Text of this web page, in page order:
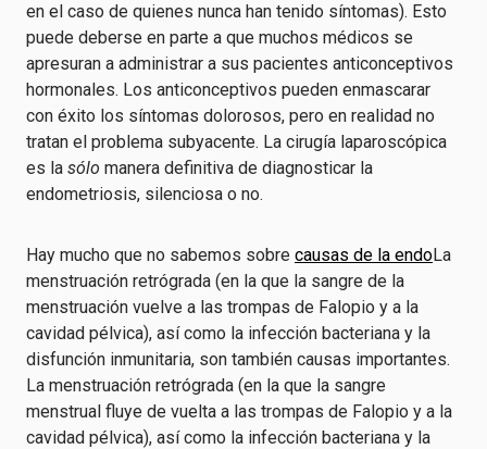
en el caso de quienes nunca han tenido síntomas). Esto
puede deberse en parte a que muchos médicos se
apresuran a administrar a sus pacientes anticonceptivos
hormonales. Los anticonceptivos pueden enmascarar
con éxito los síntomas dolorosos, pero en realidad no
tratan el problema subyacente. La cirugía laparoscópica
es la sólo manera definitiva de diagnosticar la
endometriosis, silenciosa o no.
Hay mucho que no sabemos sobre causas de la endoLa
menstruación retrógrada (en la que la sangre de la
menstruación vuelve a las trompas de Falopio y a la
cavidad pélvica), así como la infección bacteriana y la
disfunción inmunitaria, son también causas importantes.
La menstruación retrógrada (en la que la sangre
menstrual fluye de vuelta a las trompas de Falopio y a la
cavidad pélvica), así como la infección bacteriana y la